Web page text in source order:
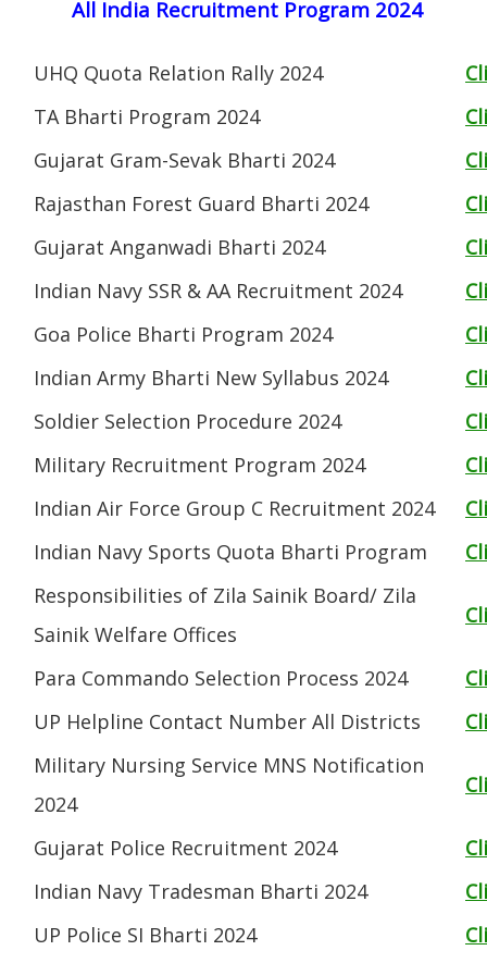
All India Recruitment Program 2024
UHQ Quota Relation Rally 2024
TA Bharti Program 2024
Gujarat Gram-Sevak Bharti 2024
Rajasthan Forest Guard Bharti 2024
Gujarat Anganwadi Bharti 2024
Indian Navy SSR & AA Recruitment 2024
Goa Police Bharti Program 2024
Indian Army Bharti New Syllabus 2024
Soldier Selection Procedure 2024
Military Recruitment Program 2024
Indian Air Force Group C Recruitment 2024
Indian Navy Sports Quota Bharti Program
Responsibilities of Zila Sainik Board/ Zila
Sainik Welfare Offices
Para Commando Selection Process 2024
UP Helpline Contact Number All Districts
Military Nursing Service MNS Notification
2024
Gujarat Police Recruitment 2024
Indian Navy Tradesman Bharti 2024
UP Police SI Bharti 2024